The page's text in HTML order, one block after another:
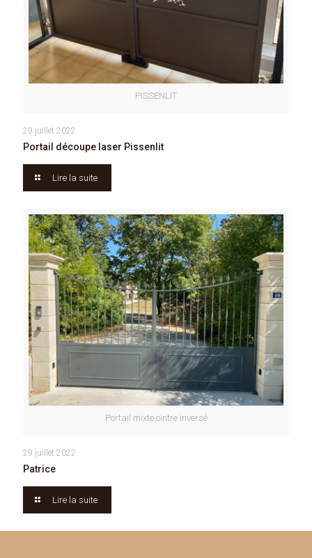
PISSENLIT
29 juillet 2022
Portail découpe laser Pissenlit
Lire la suite
Portail mixte cintre inversé
29 juillet 2022
Patrice
Lire la suite